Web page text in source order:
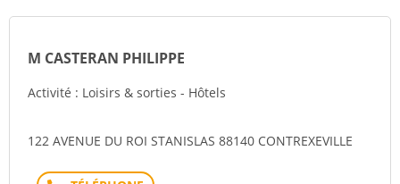
M CASTERAN PHILIPPE
Activité : Loisirs & sorties - Hôtels
122 AVENUE DU ROI STANISLAS 88140 CONTREXEVILLE